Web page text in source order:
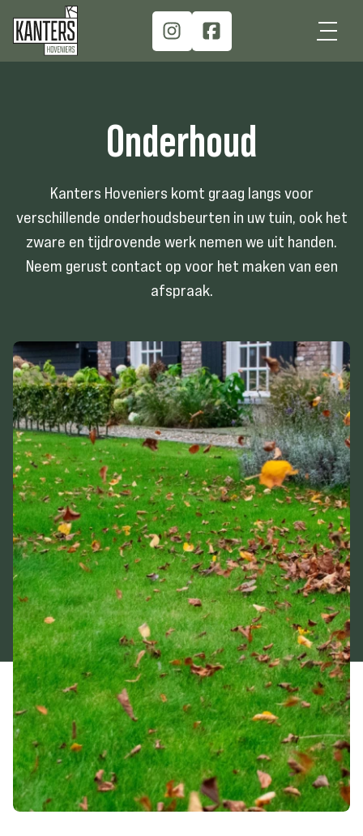
Onderhoud
Kanters Hoveniers komt graag langs voor
verschillende onderhoudsbeurten in uw tuin, ook het
zware en tijdrovende werk nemen we uit handen.
Neem gerust contact op voor het maken van een
afspraak.